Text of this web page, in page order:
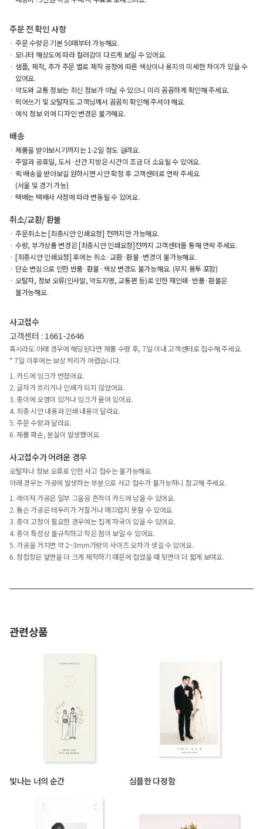
주문 전 확인 사항
주문 수량은 기본 50매부터 가능해요.
모니터 해상도에 따라 컬러감이 다르게 보일 수 있어요.
샘플, 제작, 추가 주문 별로 제작 공정에 따른 색상이나 용지의 미세한 차이가 있을 수
있어요.
약도와 교통 정보는 최신 정보가 아닐 수 있으니 미리 꼼꼼하게 확인해 주세요.
띄어쓰기 및 오탈자도 고객님께서 꼼꼼히 확인해 주셔야 해요.
예식 정보 외에 디자인 변경은 불가해요.
배송
제품을 받아보시기까지는 1-2일 정도 걸려요.
주말과 공휴일, 도서·산간 지방은 시간이 조금 더 소요될 수 있어요.
퀵 배송을 받아보길 원하시면 시안 확정 후 고객센터로 연락 주세요.
(서울 및 경기 가능)
택배는 택배사 사정에 따라 변동될 수 있어요.
취소/교환/ 환불
주문취소는 [최종시안 인쇄요청] 전까지만 가능해요.
수량, 부가상품 변경은 [최종시안 인쇄요청]전까지 고객센터를 통해 연락 주세요.
[최종시안 인쇄요청] 후에는 취소·교환·환불·변경이 불가능해요.
단순 변심으로 인한 반품·환불·색상 변경도 불가능해요. (무지 봉투 포함)
오탈자, 정보 오류(인사말, 약도지명, 교통편 등)로 인한 재인쇄·반품·환불은
불가능해요.
사고접수
고객센터 : 1661-2646
혹시라도 아래 경우에 해당된다면 제품 수령 후, 7일 이내 고객센터로 접수해 주세요.
* 7일 이후에는 보상 처리가 어렵습니다.
1. 카드에 잉크가 번졌어요.
2. 글자가 흐리거나 인쇄가 되지 않았어요.
3. 종이에 오염이 있거나 잉크가 묻어 있어요.
4. 최종 시안 내용과 인쇄 내용이 달라요.
5. 주문 수량과 달라요.
6. 제품 파손, 분실이 발생했어요.
사고접수가 어려운 경우
오탈자나 정보 오류로 인한 사고 접수는 불가능해요.
아래 경우는 가공에 발생하는 부분으로 사고 접수가 불가능하니 참고해 주세요.
1. 레이저 가공은 일부 그을음 흔적이 카드에 남을 수 있어요.
2. 톰슨 가공은 테두리가 거칠거나 매끄럽지 못할 수 있어요.
3. 종이 고정이 필요한 경우에는 집게 자국이 있을 수 있어요.
4. 종이 특성상 불규칙하고 작은 점이 보일 수 있어요.
5. 가공을 거치면 약 2~3mm가량의 사이즈 오차가 생길 수 있어요.
6. 청첩장은 앞면을 더 크게 제작하기 때문에 접었을 때 뒷면이 더 짧게 보여요.
관련상품
빛나는 너의 순간 심플한 다정함